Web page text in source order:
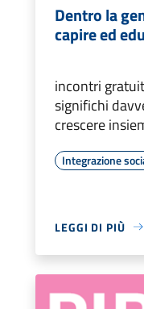
Dentro la
capire ed
incontri
significhi
crescere
Integrazione
LEGGI DI PIÙ